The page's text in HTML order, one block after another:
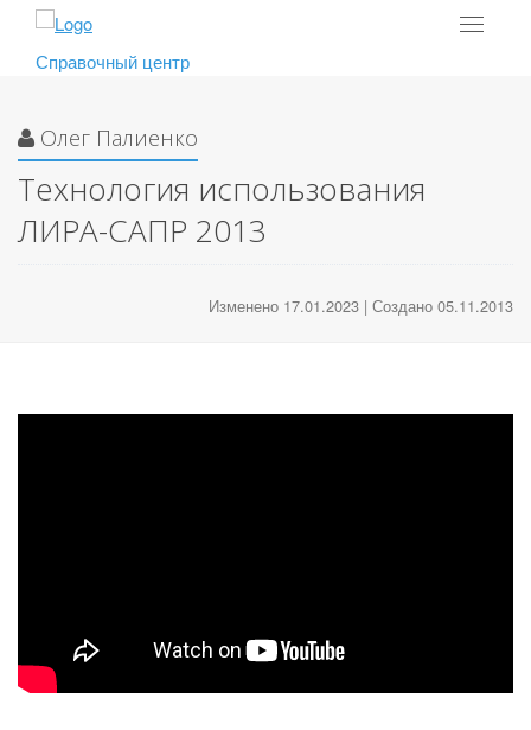
Toggle
Справочный центр
Олег Палиенко
Технология использования
ЛИРА-САПР 2013
Изменено 17.01.2023 | Создано 05.11.2013